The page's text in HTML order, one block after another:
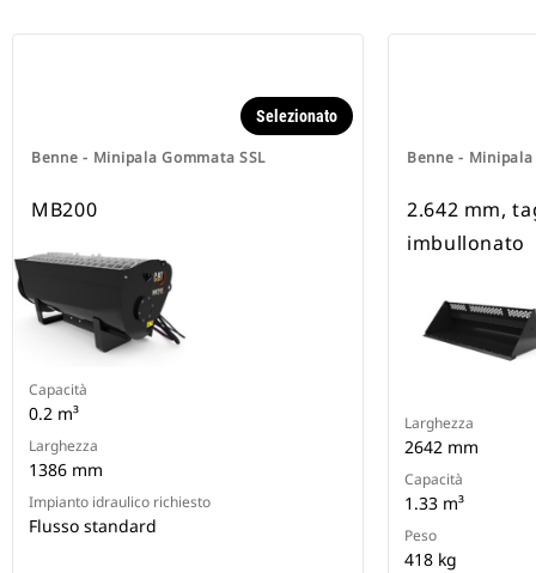
Benne - Minipala Gommata SSL
Selezionato
MB200
Capacità
0.2 m³
Larghezza
1386 mm
Impianto idraulico richiesto
Flusso standard
Benne - Minipala
2.642 mm,
imbullonato
Larghezza
2642 mm
Capacità
1.33 m³
Peso
418 kg